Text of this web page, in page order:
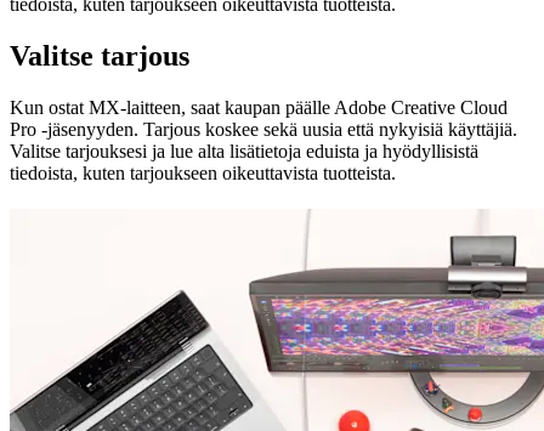
tiedoista, kuten tarjoukseen oikeuttavista tuotteista.
Valitse tarjous
Kun ostat MX-laitteen, saat kaupan päälle Adobe Creative Cloud
Pro ‑jäsenyyden. Tarjous koskee sekä uusia että nykyisiä käyttäjiä.
Valitse tarjouksesi ja lue alta lisätietoja eduista ja hyödyllisistä
tiedoista, kuten tarjoukseen oikeuttavista tuotteista.